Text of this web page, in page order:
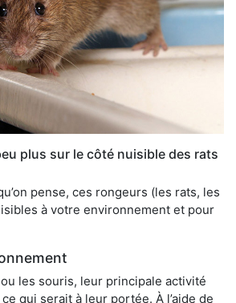
plus sur le côté nuisible des rats
pense, ces rongeurs (les rats, les
à votre environnement et pour
les souris, leur principale activité
qui serait à leur portée. À l’aide de